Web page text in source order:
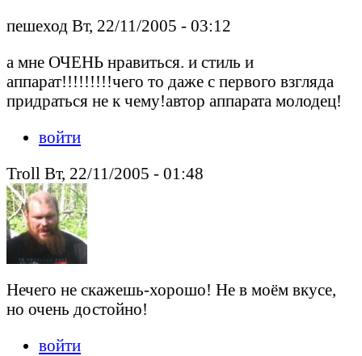
пешеход Вт, 22/11/2005 - 03:12
а мне ОЧЕНЬ нравиться. и стиль и
аппарат!!!!!!!!!чего то даже с первого взгляда
придраться не к чему!автор аппарата молодец!
войти
Troll Вт, 22/11/2005 - 01:48
Нечего не скажешь-хорошо! Не в моём вкусе,
но очень достойно!
войти